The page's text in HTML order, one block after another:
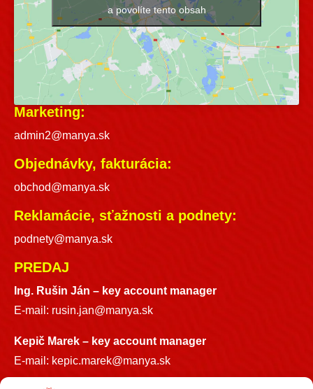
a povolíte tento obsah
Marketing:
admin2@manya.sk
Objednávky, fakturácia:
obchod@manya.sk
Reklamácie, sťažnosti a podnety:
podnety@manya.sk
PREDAJ
Ing. Rušin Ján – key account manager
E-mail: rusin.jan@manya.sk
Kepič Marek – key account manager
E-mail: kepic.marek@manya.sk